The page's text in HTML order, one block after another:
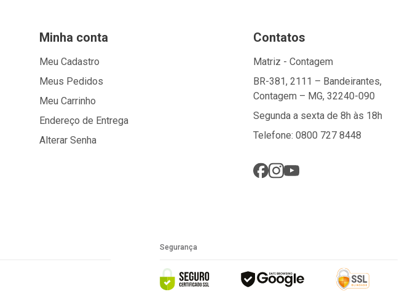
Minha conta
Meu Cadastro
Meus Pedidos
Meu Carrinho
Endereço de Entrega
Alterar Senha
Contatos
Matriz - Contagem
BR-381, 2111 – Bandeirantes,
Contagem – MG, 32240-090
Segunda a sexta de 8h às 18h
Telefone: 0800 727 8448
Segurança